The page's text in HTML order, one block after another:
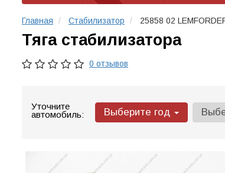
Главная Стабилизатор 25858 02
Тяга стабилизатора
0 отзывов
Уточните
автомобиль:
Выберите год